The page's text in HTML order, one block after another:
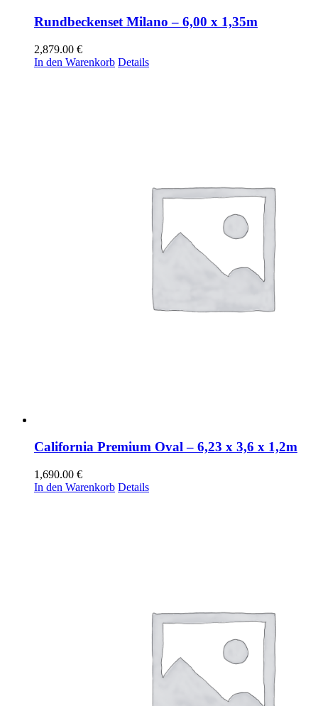
Rundbeckenset Milano – 6,00 x 1,35m
2,879.00 €
In den Warenkorb Details
California Premium Oval – 6,23 x 3,6 x 1,2m
1,690.00 €
In den Warenkorb Details